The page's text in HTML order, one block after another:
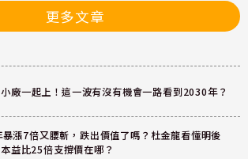
更多文章
廠一起上！這一波有沒有機會一路看到2030年？
漲7倍又腰斬，跌出價值了嗎？杜金龍看懂明後
益比25倍支撐價在哪？